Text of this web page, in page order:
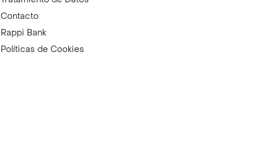
Contacto
Rappi Bank
Políticas de Cookies